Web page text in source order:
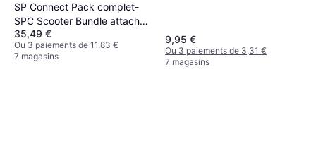
SP Connect Pack complet-
SPC Scooter Bundle attache
universelle, taille 10 mm
35,49 €
Ou 3 paiements de 11,83 €
7 magasins
9,95 €
Ou 3 paiements de 3,31 €
7 magasins